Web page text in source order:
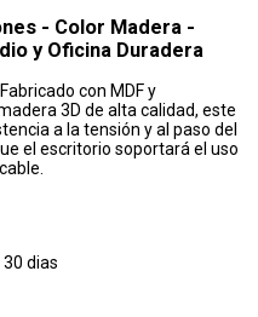
- Color Madera -
y Oficina Duradera
con MDF y
3D de alta calidad, este
a la tensión y al paso del
el escritorio soportará el uso
dias